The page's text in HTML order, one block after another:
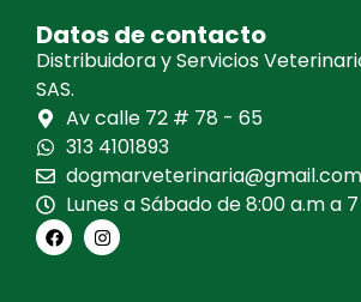
Datos de contacto
Distribuidora y Servicios
SAS.
Av calle 72 # 78 - 65
313 4101893
dogmarveterinaria@gmail.com
Lunes a Sábado de 8:00 a.m a